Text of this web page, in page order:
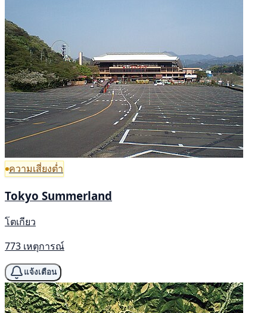
ความเสี่ยงต่ำ
Tokyo Summerland
โตเกียว
773 เหตุการณ์
แจ้งเตือน